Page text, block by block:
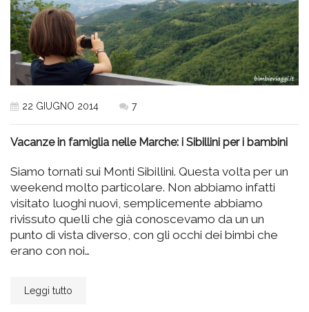
22 GIUGNO 2014 7
Vacanze in famiglia nelle Marche: i Sibillini per i bambini
Siamo tornati sui Monti Sibillini. Questa volta per un
weekend molto particolare. Non abbiamo infatti
visitato luoghi nuovi, semplicemente abbiamo
rivissuto quelli che già conoscevamo da un un
punto di vista diverso, con gli occhi dei bimbi che
erano con noi…
Leggi tutto